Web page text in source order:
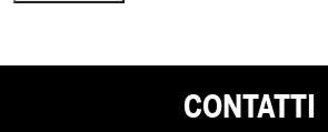
CONTATTI